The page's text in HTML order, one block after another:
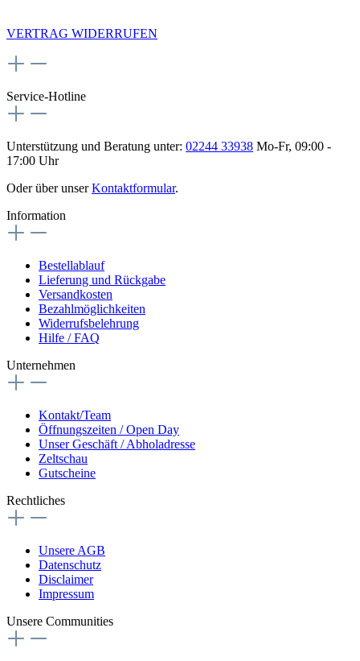
VERTRAG WIDERRUFEN
Service-Hotline
Unterstützung und Beratung unter: 02244 33938 Mo-Fr, 09:00 -
17:00 Uhr
Oder über unserKontaktformular.
Information
Bestellablauf
Lieferung und Rückgabe
Versandkosten
Bezahlmöglichkeiten
Widerrufsbelehrung
Hilfe / FAQ
Unternehmen
Kontakt/Team
Öffnungszeiten / Open Day
Unser Geschäft / Abholadresse
Zeltschau
Gutscheine
Rechtliches
Unsere AGB
Datenschutz
Disclaimer
Impressum
Unsere Communities